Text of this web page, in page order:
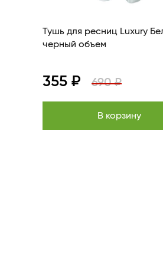
Тушь для ресниц Luxury
черный объем
355 ₽ 690 ₽
В корзину